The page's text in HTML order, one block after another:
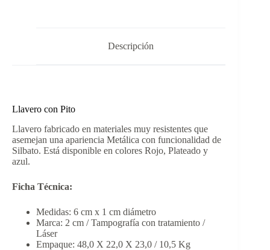
Descripción
Llavero con Pito
Llavero fabricado en materiales muy resistentes que
asemejan una apariencia Metálica con funcionalidad de
Silbato. Está disponible en colores Rojo, Plateado y
azul.
Ficha Técnica:
Medidas: 6 cm x 1 cm diámetro
Marca: 2 cm / Tampografía con tratamiento /
Láser
Empaque: 48,0 X 22,0 X 23,0 / 10,5 Kg